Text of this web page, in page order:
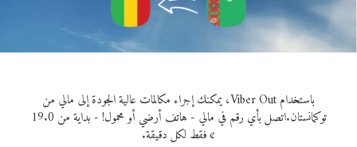
باستخدام Viber Out، يمكنك إجراء مكالمات عالية الجودة إلى مالي من
توكمانستان.
اتصل بأي رقم في مالي - هاتف أرضي أو محمول! - بداية من 19.0
¢ فقط لكل دقيقة.